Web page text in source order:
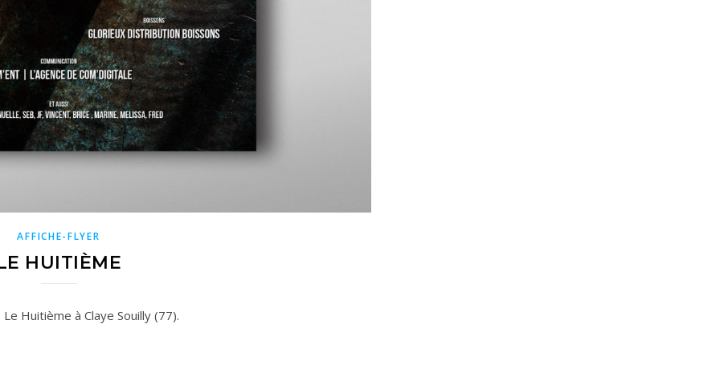
AFFICHE-FLYER
HUITIÈME
Huitième à Claye Souilly (77).